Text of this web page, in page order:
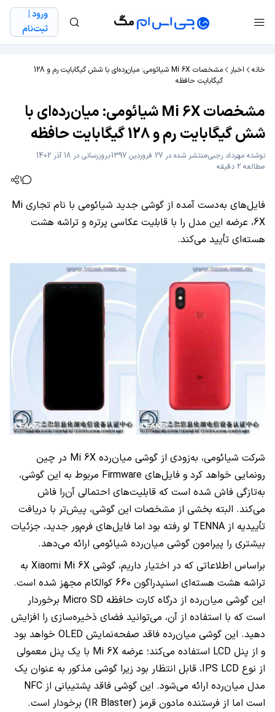
ورود |
ثبت‌نام
خانه اخبار
مشخصات Mi 6X شیائومی: میان‌رده‌ای با شش گیگابایت رم و 128
گیگابایت حافظه
مشخصات Mi 6X شیائومی: میان‌رده‌ای با
شش گیگابایت رم و 128 گیگابایت حافظه
نوشته مهرداد رجبیمنتشر شده در 27 فروردین 1397
بروزرسانی در 18 آذر 1402
مطالعه 2 دقیقه
1
فایل‌های به‌دست آمده از گوشی جدید شیائومی با نام تجاری Mi
6X، عرضه این مدل را با قابلیت عکاسی پرتره و تراشه هشت
هسته‌ای تأیید می‌کند.
شرکت شیائومی، به‌زودی از گوشی میان‌رده Mi 6X در چین
رونمایی خواهد کرد و فایل‌های Firmware مربوط به این گوشی،
به‌تازگی فاش شده است که قابلیت‌های احتمالی آن‌را فاش
می‌کند. البته بخشی از مشخصات این گوشی، پیش‌تر با دریافت
تأییدیه از TENNA لو رفته بود اما فایل‌های فرم‌ور جدید، جزئیات
بیشتری را پیرامون گوشی میان‌رده شیائومی ارائه می‌دهد.
براساس اطلاعاتی که در اختیار داریم، گوشی Xiaomi Mi 6X به
تراشه هشت هسته‌ای اسنپدراگون 660 کوالکام مجهز شده است.
این گوشی میان‌رده از درگاه کارت حافظه Micro SD برخوردار
است که با استفاده از آن، می‌توانید فضای ذخیره‌سازی را افزایش
دهید. این گوشی میان‌رده فاقد صفحه‌نمایش OLED خواهد بود
و از پنل LCD استفاده می‌کند؛ عرضه Mi 6X با یک پنل معمولی
از نوع IPS LCD، قابل انتظار بود زیرا گوشی مذکور به عنوان یک
مدل میان‌رده ارائه می‌شود. این گوشی فاقد پشتیبانی از NFC
است اما از فرستنده مادون قرمز (IR Blaster) برخودار است.